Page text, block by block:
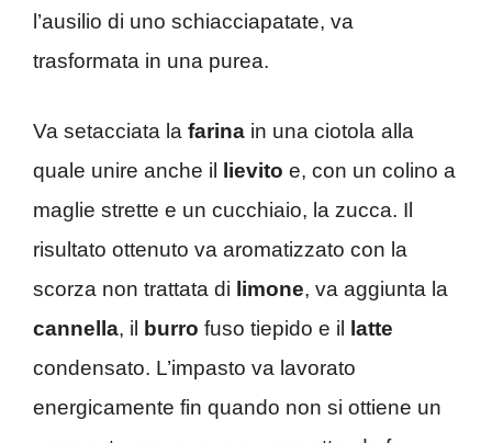
l’ausilio di uno schiacciapatate, va
trasformata in una purea.
Va setacciata la farina in una ciotola alla
quale unire anche il
lievito e, con un colino a
maglie strette e un cucchiaio, la zucca. Il
risultato ottenuto va aromatizzato con la
scorza non trattata di limone, va aggiunta la
cannella, il burro fuso tiepido e il
latte
condensato. L’impasto va lavorato
energicamente fin quando non si ottiene un